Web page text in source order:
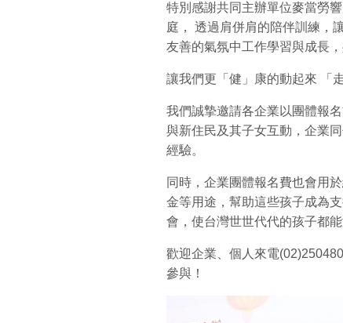
特別感謝共同主辦單位麥當勞
庭， 透過肩併肩的陪伴訓練，
友善的氣氛中工作學習與成長
讓我們更「健」康的動起來 「
我們誠摯邀請各企業以團體報
與新住民及其子女互動，企業
經驗。
同時，企業團體報名費也會用
金等用途，幫助這些孩子成為
會，使台灣世世代代的孩子都
歡迎企業、個人來電
參與！